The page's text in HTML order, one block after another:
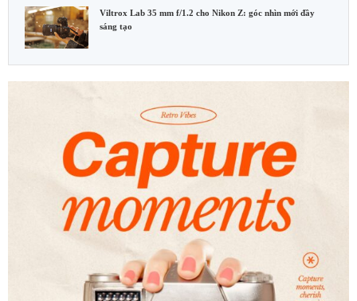
Viltrox Lab 35 mm f/1.2 cho Nikon Z: góc nhìn mới đầy
sáng tạo